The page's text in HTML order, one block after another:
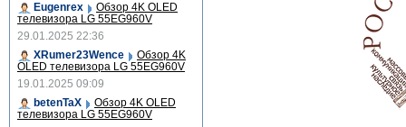
Eugenrex
Обзор 4K OLED
телевизора LG 55EG960V
29.01.2025 22:36
XRumer23Wence
Обзор 4K
OLED телевизора LG 55EG960V
19.01.2025 09:09
betenTaX
Обзор 4K OLED
телевизора LG 55EG960V